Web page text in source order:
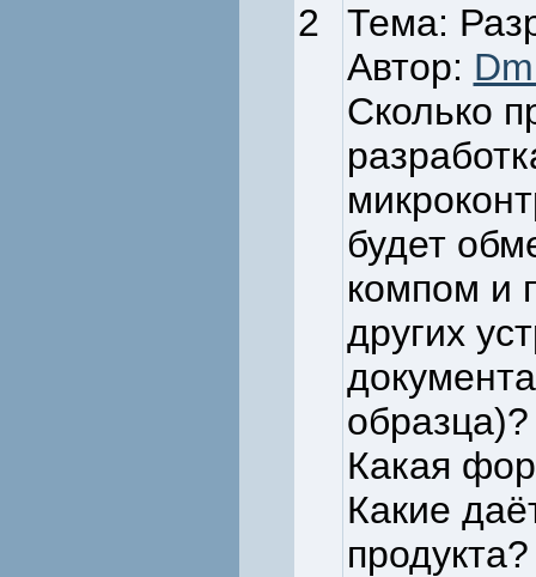
2
Тема:
Автор:
Сколько
будет
компом и
других
образца)?
Какая
Какие
продукта?